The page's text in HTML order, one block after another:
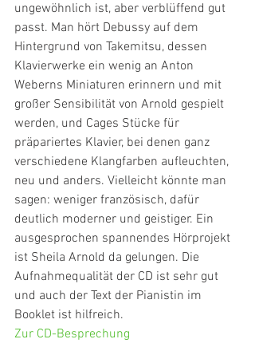
ungewöhnlich ist, aber verblüffend gut
passt. Man hört Debussy auf dem
Hintergrund von Takemitsu, dessen
Klavierwerke ein wenig an Anton
Weberns Miniaturen erinnern und mit
großer Sensibilität von Arnold gespielt
werden, und Cages Stücke für
präpariertes Klavier, bei denen ganz
verschiedene Klangfarben aufleuchten,
neu und anders. Vielleicht könnte man
sagen: weniger französisch, dafür
deutlich moderner und geistiger. Ein
ausgesprochen spannendes Hörprojekt
ist Sheila Arnold da gelungen. Die
Aufnahmequalität der CD ist sehr gut
und auch der Text der Pianistin im
Booklet ist hilfreich.
Zur CD-Besprechung